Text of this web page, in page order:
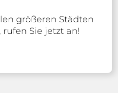
größeren Städten
rufen Sie jetzt an!